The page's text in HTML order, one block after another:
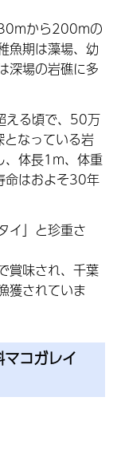
から200mの
魚期は藻場、幼
深場の岩礁に多
る頃で、50万
なっている岩
、体長1m、体重
命はおよそ30年
イ」と珍重さ
賞味され、千葉
獲されていま
コガレイ